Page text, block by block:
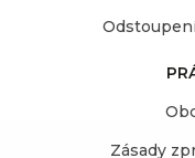
Zásady